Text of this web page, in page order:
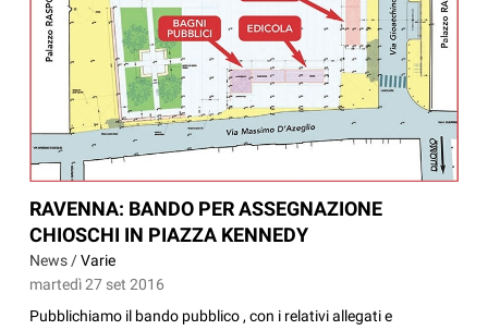
RAVENNA: BANDO PER ASSEGNAZIONE
CHIOSCHI IN PIAZZA KENNEDY
News /Varie
martedì 27 set 2016
Pubblichiamo il bando pubblico , con i relativi allegati e